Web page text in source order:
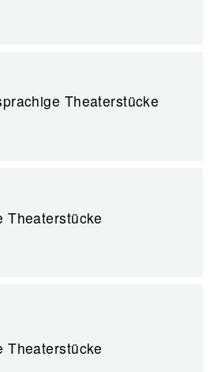
Theaterstücke
Theaterstücke
Theaterstücke